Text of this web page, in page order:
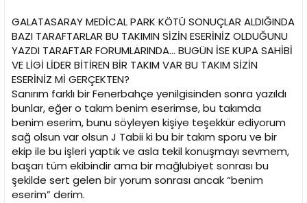
GALATASARAY MEDİCAL PARK KÖTÜ SONUÇLAR ALDIĞINDA
BAZI TARAFTARLAR BU TAKIMIN SİZİN ESERİNİZ OLDUĞUNU
YAZDI TARAFTAR FORUMLARINDA... BUGÜN İSE KUPA SAHİBİ
VE LİGİ LİDER BİTİREN BİR TAKIM VAR BU TAKIM SİZİN
ESERİNİZ Mİ GERÇEKTEN?
Sanırım farklı bir Fenerbahçe yenilgisinden sonra yazıldı
bunlar, eğer o takım benim eserimse, bu takımda
benim eserim, bunu söyleyen kişiye teşekkür ediyorum
sağ olsun var olsun J Tabii ki bu bir takım sporu ve bir
ekip ile bu işleri yaptık ve asla tekil konuşmayı sevmem,
başarı tüm ekibindir ama bir mağlubiyet sonrası bu
şekilde sert gelen bir yorum sonrası ancak “benim
eserim” derim.